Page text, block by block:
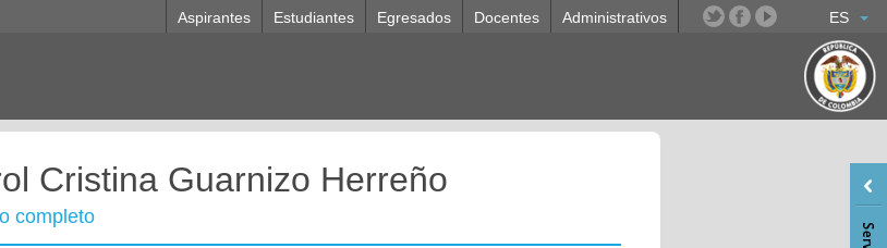
ES
Aspirantes Estudiantes Egresados Docentes Administrativos
Cristina Guarnizo Herreño
completo